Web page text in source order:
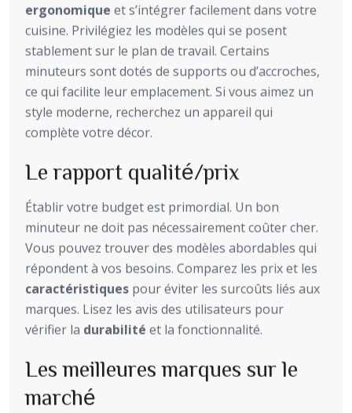
ergonomique et s’intégrer facilement dans votre
cuisine. Privilégiez les modèles qui se posent
stablement sur le plan de travail. Certains
minuteurs sont dotés de supports ou d’accroches,
ce qui facilite leur emplacement. Si vous aimez un
style moderne, recherchez un appareil qui
complète votre décor.
Le rapport qualité/prix
Établir votre budget est primordial. Un bon
minuteur ne doit pas nécessairement coûter cher.
Vous pouvez trouver des modèles abordables qui
répondent à vos besoins. Comparez les prix et les
caractéristiques pour éviter les surcoûts liés aux
marques. Lisez les avis des utilisateurs pour
vérifier la durabilité et la fonctionnalité.
Les meilleures marques sur le
marché